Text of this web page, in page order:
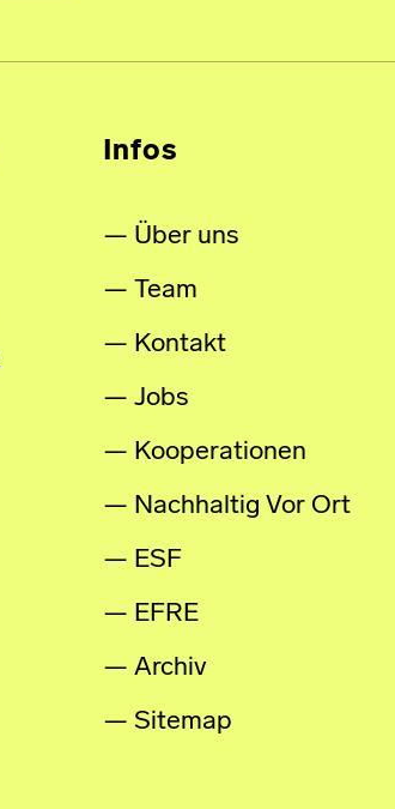
Infos
Über uns
Team
Kontakt
Jobs
Kooperationen
Nachhaltig Vor Ort
ESF
EFRE
Archiv
Sitemap